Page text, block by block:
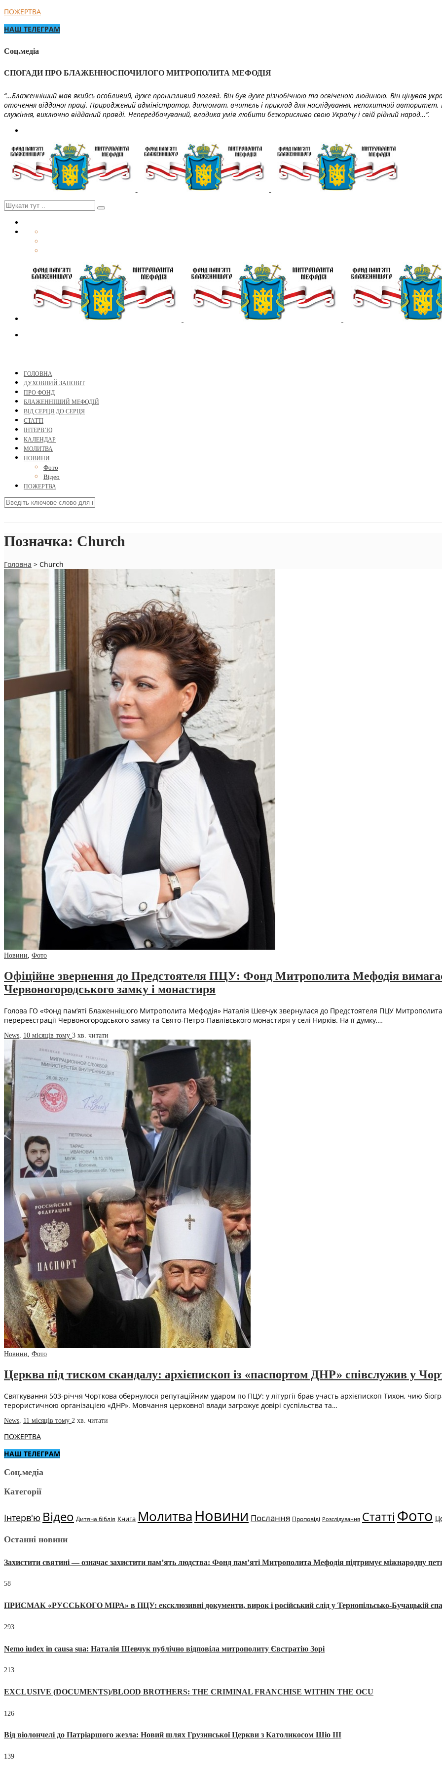
ПОЖЕРТВА
НАШ ТЕЛЕГРАМ
Соц.медіа
СПОГАДИ ПРО БЛАЖЕННОСПОЧИЛОГО МИТРОПОЛИТА МЕФОДІЯ
“…Блаженніший мав якийсь особливий, дуже пронизливий погляд. Він був дуже різнобічною та освіченою людиною. Він цінував
оточення відданої праці. Природжений адміністратор, дипломат, вчитель і приклад для наслідування, непохитний
служіння, виключно відданий правді. Непередбачуваний, владика умів любити безкорисливо свою Україну і свій рідний народ…”.
ГОЛОВНА
ДУХОВНИЙ ЗАПОВІТ
ПРО ФОНД
БЛАЖЕННІШИЙ МЕФОДІЙ
ВІД СЕРЦЯ ДО СЕРЦЯ
СТАТТІ
ІНТЕРВ’Ю
КАЛЕНДАР
МОЛИТВА
НОВИНИ
Фото
Відео
ПОЖЕРТВА
Позначка: Church
Головна > Church
Новини, Фото
Офіційне звернення до Предстоятеля ПЦУ: Фонд Митрополита Мефодія вимагає
Червоногородського замку і монастиря
Голова ГО «Фонд пам’яті Блаженнішого Митрополита Мефодія» Наталія Шевчук звернулася до Предстоятеля ПЦУ
перереєстрації Червоногородського замку та Свято-Петро-Павлівського монастиря у селі Нирків. На її думку,…
News, 10 місяців тому 3 хв. читати
Новини, Фото
Церква під тиском скандалу: архієпископ із «паспортом ДНР» співслужив у
Святкування 503-річчя Чорткова обернулося репутаційним ударом по ПЦУ: у літургії брав участь архієпископ Тихон, чию
терористичною організацією «ДНР». Мовчання церковної влади загрожує довірі суспільства та…
News 11 місяців тому 2 хв. читати
ПОЖЕРТВА
НАШ ТЕЛЕГРАМ
Соц.медіа
Категорії
Інтерв'ю Відео Дитяча біблія Книга МолитваНовини Послання Проповіді Розслідування Статті Фото
Останні новини
Захистити святині — означає захистити пам’ять людства: Фонд пам’яті Митрополита Мефодія підтримує міжнародну
58
ПРИСМАК «РУССЬКОГО МІРА» в ПЦУ: ексклюзивні документи, вирок і російський слід у Тернопільсько-Бучацькій
293
Nemo iudex in causa sua: Наталія Шевчук публічно відповіла митрополиту Євстратію Зорі
213
EXCLUSIVE (DOCUMENTS)/BLOOD BROTHERS: THE CRIMINAL FRANCHISE WITHIN THE OCU
126
Від віолончелі до Патріаршого жезла: Новий шлях Грузинської Церкви з Католикосом Шіо III
139